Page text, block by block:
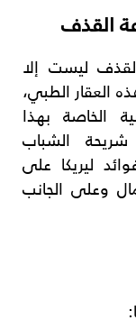
القذف
ليست إلا
العقار الطبي،
الخاصة بهذا
الشباب
ليريكا على
وعلى الجانب